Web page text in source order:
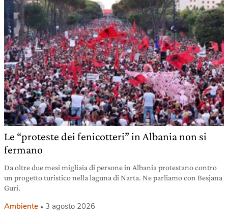
Le “proteste dei fenicotteri” in Albania non si
fermano
Da oltre due mesi migliaia di persone in Albania protestano contro
un progetto turistico nella laguna di Narta. Ne parliamo con Besjana
Guri.
Ambiente 3 agosto 2026